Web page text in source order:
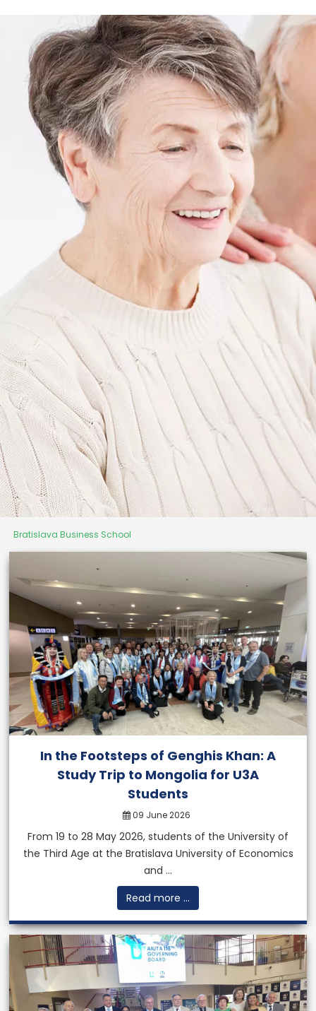
University of Third Age
"It's never too late to start
something new"
More
Bratislava Business School
In the Footsteps of Genghis Khan: A
Study Trip to Mongolia for U3A
Students
09 June 2026
From 19 to 28 May 2026, students of the University of
the Third Age at the Bratislava University of Economics
and ...
Read more ...